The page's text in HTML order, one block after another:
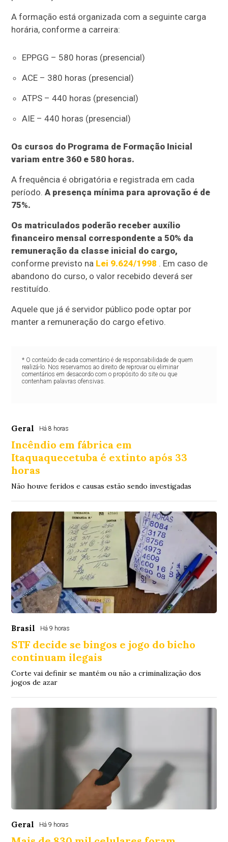
A formação está organizada com a seguinte carga
horária, conforme a carreira:
EPPGG – 580 horas (presencial)
ACE – 380 horas (presencial)
ATPS – 440 horas (presencial)
AIE – 440 horas (presencial)
Os cursos do Programa de Formação Inicial
variam entre 360 e 580 horas.
A frequência é obrigatória e registrada em cada
período.A presença mínima para aprovação é de
75%.
Os matriculados poderão receber auxílio
financeiro mensal correspondente a 50% da
remuneração da classe inicial do cargo,
conforme previsto na Lei 9.624/1998 . Em caso de
abandono do curso, o valor recebido deverá ser
restituído.
Aquele que já é servidor público pode optar por
manter a remuneração do cargo efetivo.
* O conteúdo de cada comentário é de responsabilidade de quem
realizá-lo. Nos reservamos ao direito de reprovar ou eliminar
comentários em desacordo com o propósito do site ou que
contenham palavras ofensivas.
Geral Há 8 horas
Incêndio em fábrica em
Itaquaquecetuba é extinto após 33
horas
Não houve feridos e causas estão sendo investigadas
Brasil Há 9 horas
STF decide se bingos e jogo do bicho
continuam ilegais
Corte vai definir se mantém ou não a criminalização dos
jogos de azar
Geral Há 9 horas